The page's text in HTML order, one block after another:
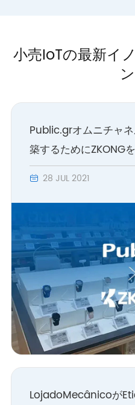
小売IoTの最新イ
Public.grオムニチャ
築するためにZKONG
 28 JUL 2021
LojadoMecânicoが